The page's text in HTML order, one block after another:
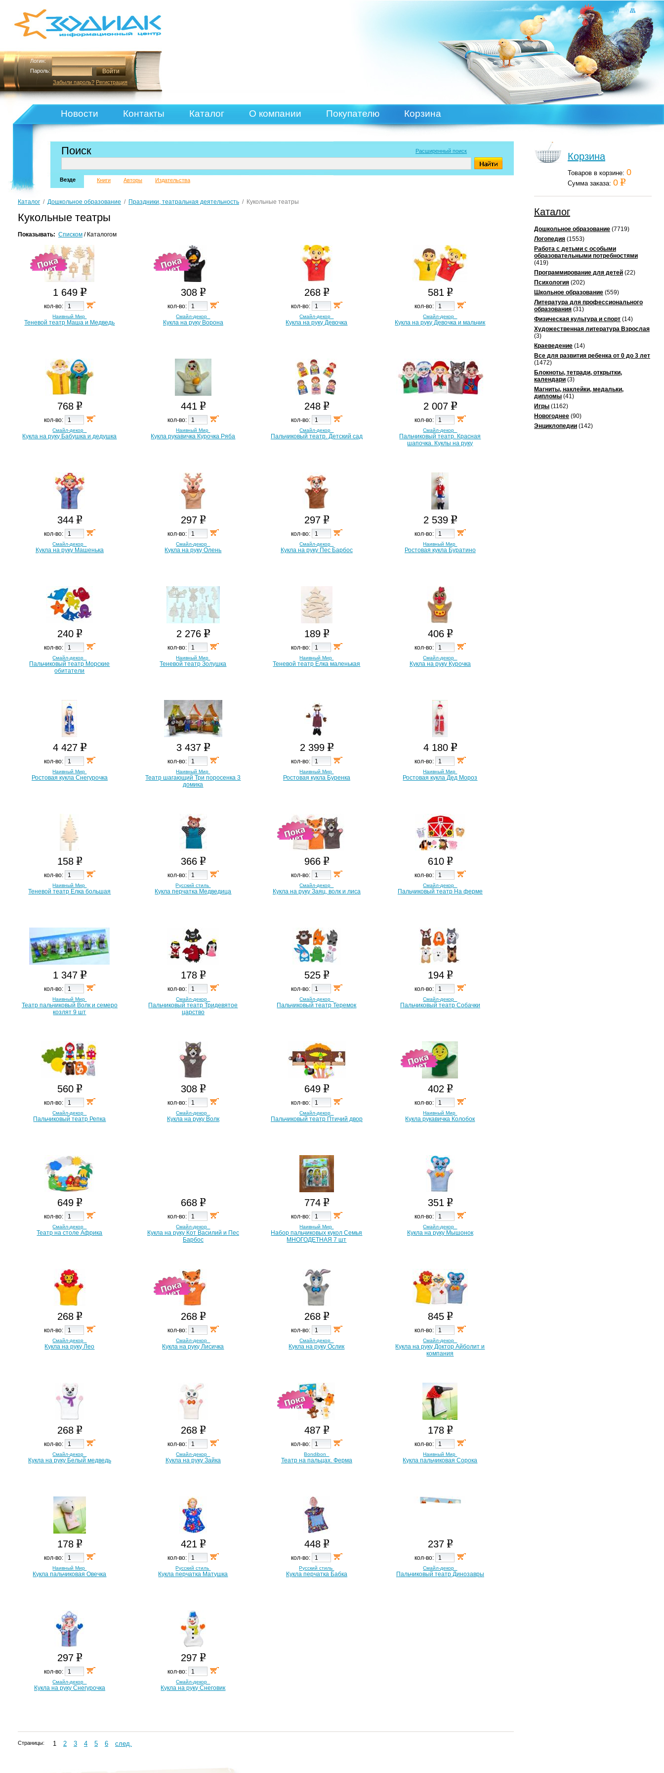
Новости Контакты Каталог О компании Покупателю Корзина
Логин:
Пароль:
Забыли пароль? Регистрация
Корзина
Товаров в корзине: 0
Сумма заказа: 0
Каталог
Дошкольное образование (7719)
Логопедия (1553)
Работа с детьми с особыми
образовательными потребностями
(419)
Программирование для детей (22)
Психология (202)
Школьное образование (559)
Литература для профессионального
образования (31)
Физическая культура и спорт (14)
Художественная литература Взрослая
(3)
Краеведение (14)
Все для развития ребенка от 0 до 3 лет
(1472)
Блокноты, тетради, открытки,
календари (3)
Магниты, наклейки, медальки,
дипломы (41)
Игры (1162)
Новогоднее (90)
Энциклопедии (142)
Поиск Расширенный поиск
Везде Книги Авторы Издательства
Каталог / Дошкольное образование / Праздники, театральная деятельность / Кукольные театры
Кукольные театры
Показывать: Списком / Каталогом
1 649
кол-во:
Наивный Мир
Теневой театр Маша и Медведь
308
кол-во:
Смайл-декор
Кукла на руку Ворона
268
кол-во:
Смайл-декор
Кукла на руку Девочка
581
кол-во:
Смайл-декор
Кукла на руку Девочка и мальчик
768
кол-во:
Смайл-декор
Кукла на руку Бабушка и дедушка
441
кол-во:
Наивный Мир
Кукла рукавичка Курочка Ряба
248
кол-во:
Смайл-декор
Пальчиковый театр. Детский сад
2 007
кол-во:
Смайл-декор
Пальчиковый театр. Красная
шапочка. Куклы на руку
344
кол-во:
Смайл-декор
Кукла на руку Машенька
297
кол-во:
Смайл-декор
Кукла на руку Олень
297
кол-во:
Смайл-декор
Кукла на руку Пес Барбос
2 539
кол-во:
Наивный Мир
Ростовая кукла Буратино
240
кол-во:
Смайл-декор
Пальчиковый театр Морские
обитатели
2 276
кол-во:
Наивный Мир
Теневой театр Золушка
189
кол-во:
Наивный Мир
Теневой театр Елка маленькая
406
кол-во:
Смайл-декор
Кукла на руку Курочка
4 427
кол-во:
Наивный Мир
Ростовая кукла Снегурочка
3 437
кол-во:
Наивный Мир
Театр шагающий Три поросенка 3
домика
2 399
кол-во:
Наивный Мир
Ростовая кукла Буренка
4 180
кол-во:
Наивный Мир
Ростовая кукла Дед Мороз
158
кол-во:
Наивный Мир
Теневой театр Елка большая
366
кол-во:
Русский стиль
Кукла перчатка Медведица
966
кол-во:
Смайл-декор
Кукла на руку Заяц, волк и лиса
610
кол-во:
Смайл-декор
Пальчиковый театр На ферме
1 347
кол-во:
Наивный Мир
Театр пальчиковый Волк и семеро
козлят 9 шт
178
кол-во:
Смайл-декор
Пальчиковый театр Тридевятое
царство
525
кол-во:
Смайл-декор
Пальчиковый театр Теремок
194
кол-во:
Смайл-декор
Пальчиковый театр Собачки
560
кол-во:
Смайл-декор
Пальчиковый театр Репка
308
кол-во:
Смайл-декор
Кукла на руку Волк
649
кол-во:
Смайл-декор
Пальчиковый театр Птичий двор
402
кол-во:
Наивный Мир
Кукла рукавичка Колобок
649
кол-во:
Смайл-декор
Театр на столе Африка
668
кол-во:
Смайл-декор
Кукла на руку Кот Василий и Пес
Барбос
774
кол-во:
Наивный Мир
Набор пальчиковых кукол Семья
МНОГОДЕТНАЯ 7 шт
351
кол-во:
Смайл-декор
Кукла на руку Мышонок
268
кол-во:
Смайл-декор
Кукла на руку Лео
268
кол-во:
Смайл-декор
Кукла на руку Лисичка
268
кол-во:
Смайл-декор
Кукла на руку Ослик
845
кол-во:
Смайл-декор
Кукла на руку Доктор Айболит и
компания
268
кол-во:
Смайл-декор
Кукла на руку Белый медведь
268
кол-во:
Смайл-декор
Кукла на руку Зайка
487
кол-во:
Bondibon
Театр на пальцах. Ферма
178
кол-во:
Наивный Мир
Кукла пальчиковая Сорока
178
кол-во:
Наивный Мир
Кукла пальчиковая Овечка
421
кол-во:
Русский стиль
Кукла перчатка Матушка
448
кол-во:
Русский стиль
Кукла перчатка Бабка
237
кол-во:
Смайл-декор
Пальчиковый театр Динозавры
297
кол-во:
Смайл-декор
Кукла на руку Снегурочка
297
кол-во:
Смайл-декор
Кукла на руку Снеговик
Страницы: 1 2 3 4 5 6 след.